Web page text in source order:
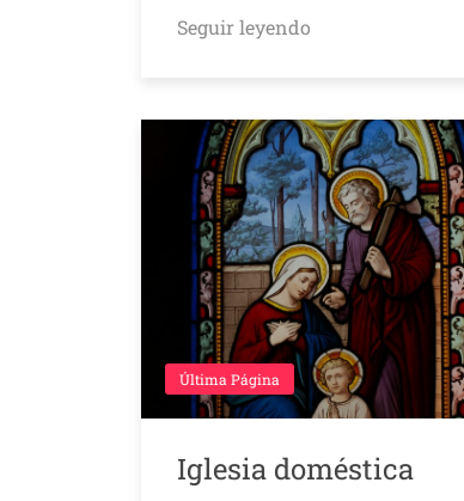
Seguir leyendo
Última Página
Iglesia doméstica